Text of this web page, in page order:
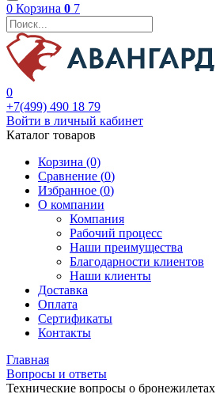
0 Корзина 0 7
0
+7(499) 490 18 79
Войти в личный кабинет
Каталог товаров
Корзина (0)
Сравнение (0)
Избранное (0)
О компании
Компания
Рабочий процесс
Наши преимущества
Благодарности клиентов
Наши клиенты
Доставка
Оплата
Сертификаты
Контакты
Главная
Вопросы и ответы
Технические вопросы о бронежилетах